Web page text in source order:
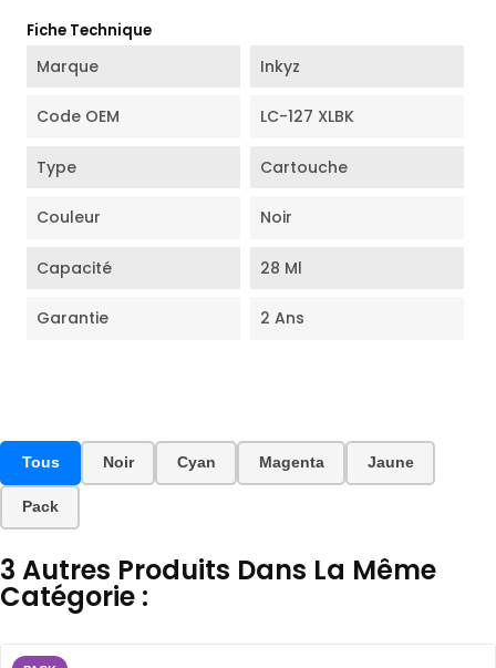
Fiche Technique
Marque Inkyz
Code OEM LC-127 XLBK
Type Cartouche
Couleur Noir
Capacité 28 Ml
Garantie 2 Ans
Tous Noir Cyan Magenta Jaune
Pack
3 Autres Produits Dans La Même
Catégorie :